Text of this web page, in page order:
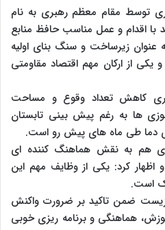
توسط مقام معظم رهبری به نام
با اقدام و عمل مناسب حافظ منابع
زیرساخت و سنگ بنای اولیه
از ارکان مهم اقتصاد مقاومتی
کاهش تعداد وقوع و مساحت
ها به رغم پیش بینی تابستان
هم به نقش هماهنگ کننده ای
کرد: یکی از وظایف مهم این
است.
ضمن تاکید بر ضرورت واکنش
هماهنگی و برنامه ریزی خوبی